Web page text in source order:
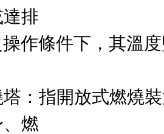
排
作條件下，其溫
：指開放式燃燒
燃